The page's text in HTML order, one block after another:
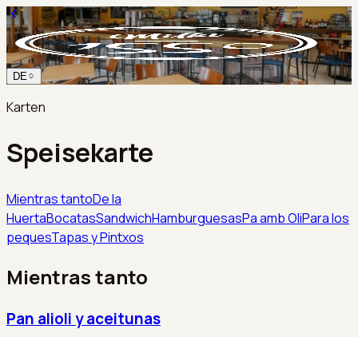
DE
Karten
Speisekarte
Mientras tantoDe la
HuertaBocatasSandwichHamburguesasPa amb OliPara los
pequesTapas y Pintxos
Mientras tanto
Pan alioli y aceitunas